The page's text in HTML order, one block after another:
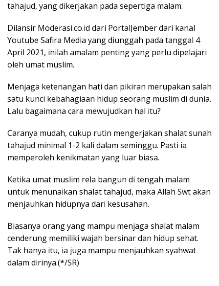
tahajud, yang dikerjakan pada sepertiga malam.
Dilansir Moderasi.co.id dari PortalJember dari kanal
Youtube Safira Media yang diunggah pada tanggal 4
April 2021, inilah amalam penting yang perlu dipelajari
oleh umat muslim.
Menjaga ketenangan hati dan pikiran merupakan salah
satu kunci kebahagiaan hidup seorang muslim di dunia.
Lalu bagaimana cara mewujudkan hal itu?
Caranya mudah, cukup rutin mengerjakan shalat sunah
tahajud minimal 1-2 kali dalam seminggu. Pasti ia
memperoleh kenikmatan yang luar biasa.
Ketika umat muslim rela bangun di tengah malam
untuk menunaikan shalat tahajud, maka Allah Swt akan
menjauhkan hidupnya dari kesusahan.
Biasanya orang yang mampu menjaga shalat malam
cenderung memiliki wajah bersinar dan hidup sehat.
Tak hanya itu, ia juga mampu menjauhkan syahwat
dalam dirinya.(*/SR)